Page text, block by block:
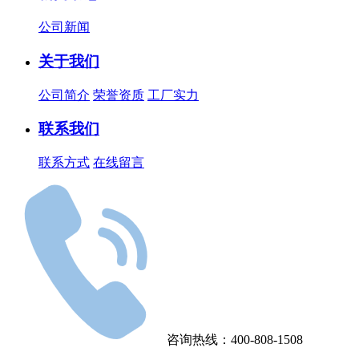
公司新闻
关于我们
公司简介 荣誉资质 工厂实力
联系我们
联系方式 在线留言
咨询热线：400-808-1508